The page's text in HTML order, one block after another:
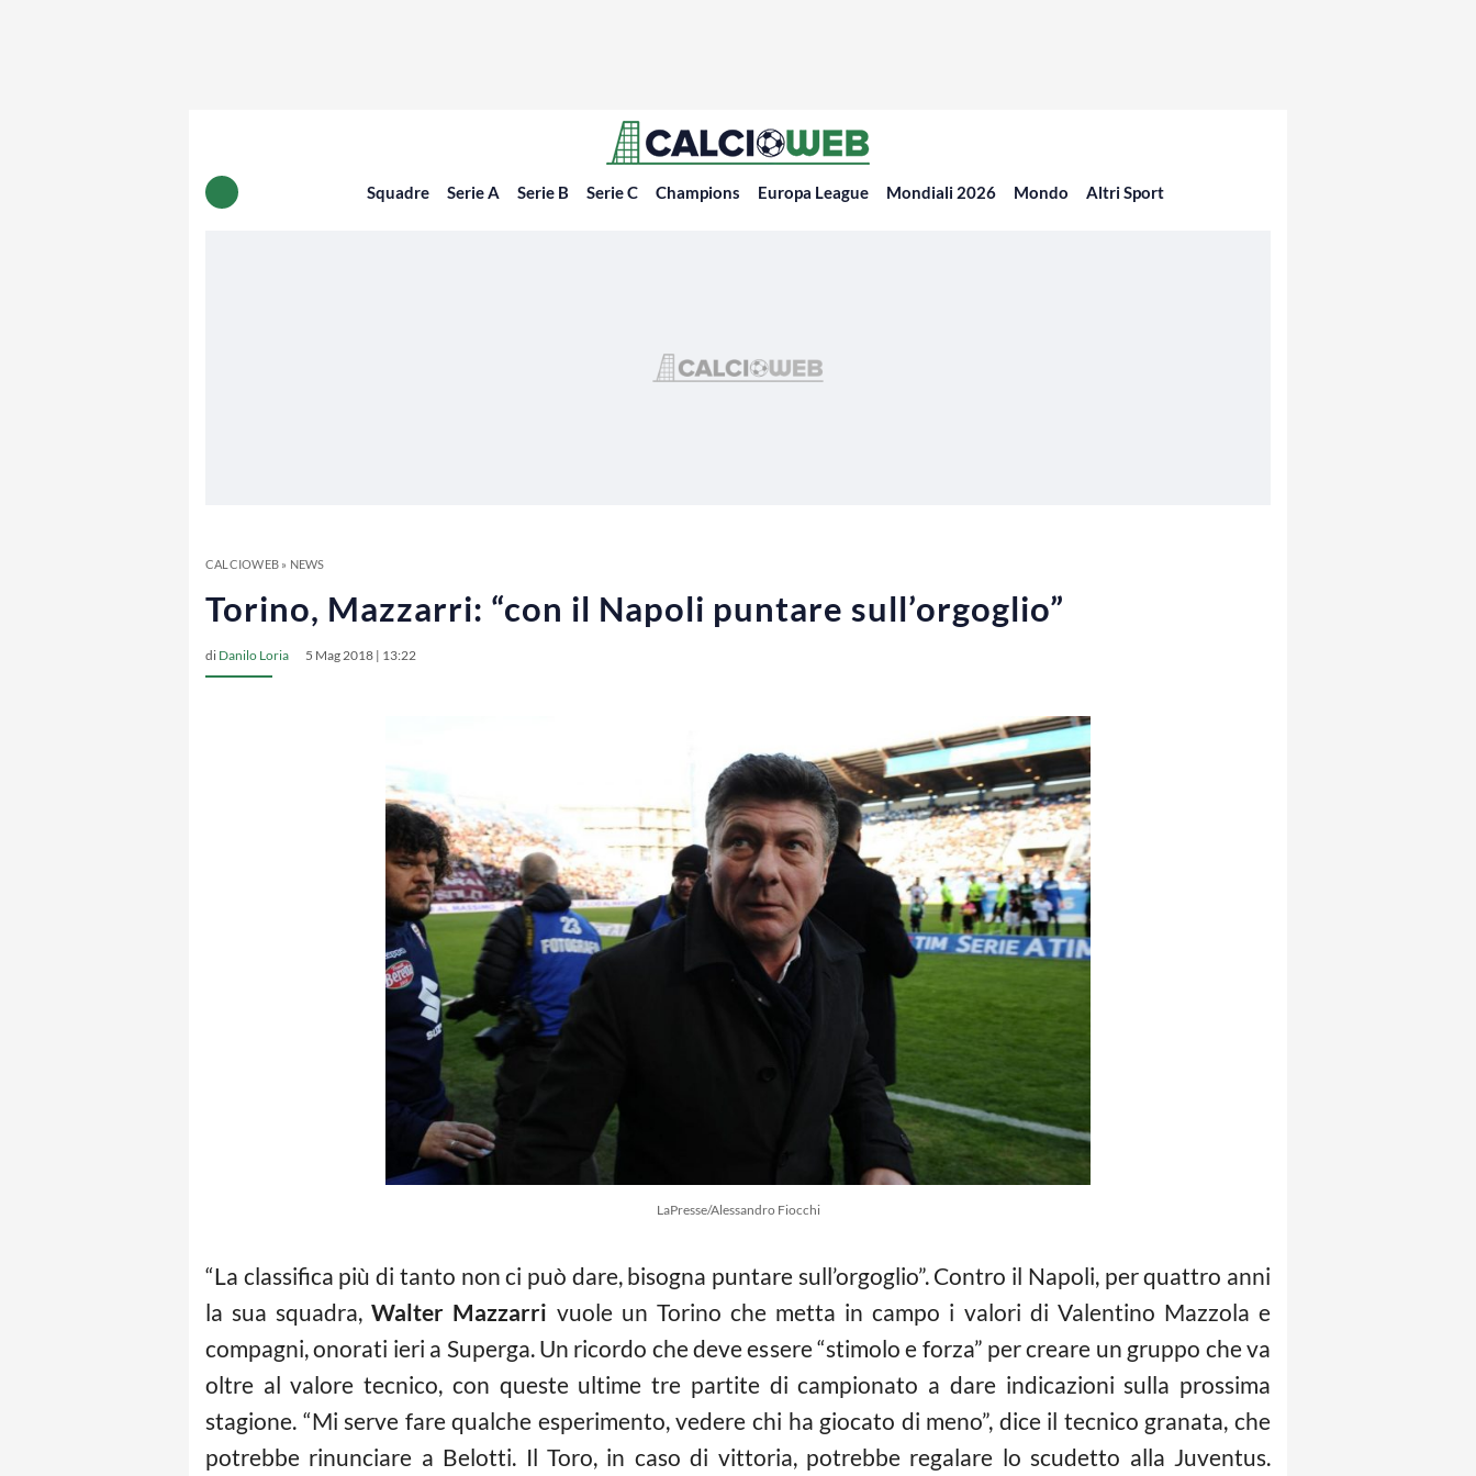
Squadre Serie A Serie B Serie C Champions Europa League Mondiali 2026 Mondo Altri Sport
CALCIOWEB» NEWS
Torino, Mazzarri: “con il Napoli puntare sull’orgoglio”
di Danilo Loria 5 Mag 2018 | 13:22
LaPresse/Alessandro Fiocchi
“La classifica più di tanto non ci può dare, bisogna puntare sull’orgoglio”. Contro il Napoli, per quattro anni
la sua squadra,Walter Mazzarri vuole un Torino che metta in campo i valori di Valentino Mazzola e
compagni, onorati ieri a Superga. Un ricordo che deve essere “stimolo e forza” per creare un gruppo che va
oltre al valore tecnico, con queste ultime tre partite di campionato a dare indicazioni sulla prossima
stagione. “Mi serve fare qualche esperimento, vedere chi ha giocato di meno”, dice il tecnico granata, che
potrebbe rinunciare a Belotti. Il Toro, in caso di vittoria, potrebbe regalare lo scudetto alla Juventus.